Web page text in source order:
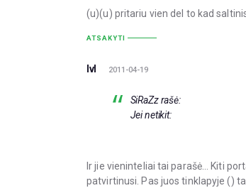
(u)(u) pritariu vien del to kad
ATSAKYTI
IvI 2011-04-19
SiRaZz rašė:
Jei netikit:
Ir jie vieninteliai tai parašė… Kiti
patvirtinusi. Pas juos tinklapyje ()